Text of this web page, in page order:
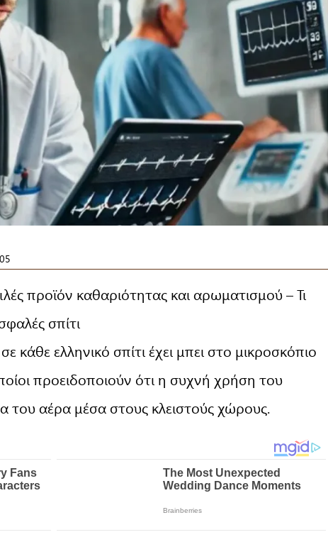
προϊόν καθαριότητας και αρωματισμού – Τι
σπίτι
κάθε ελληνικό σπίτι έχει μπει στο μικροσκόπιο
προειδοποιούν ότι η συχνή χρήση του
του αέρα μέσα στους κλειστούς χώρους.